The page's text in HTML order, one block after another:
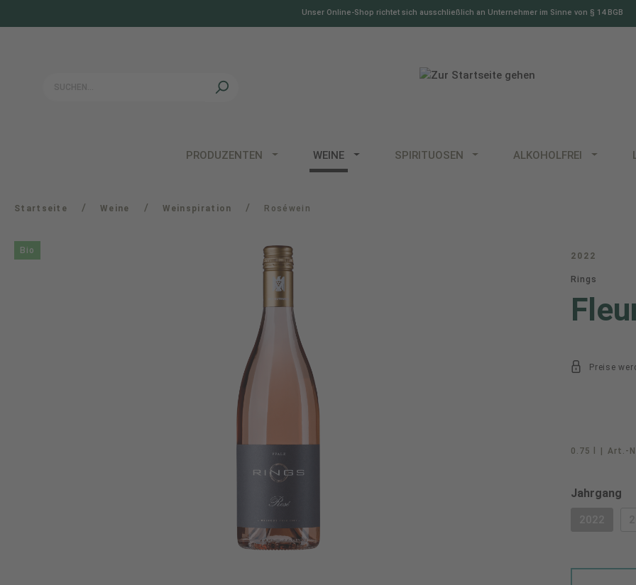
Unser Online-Shop richtet sich ausschließlich an Unternehmer im Sinne von § 14 BGB
PRODUZENTEN WEINE SPIRITUOSEN ALKOHOLFREI
Startseite / Weine / Weinspiration / Roséwein
Bio
2022
Rings
Preise
0.75 l Art.-
Jahrgang